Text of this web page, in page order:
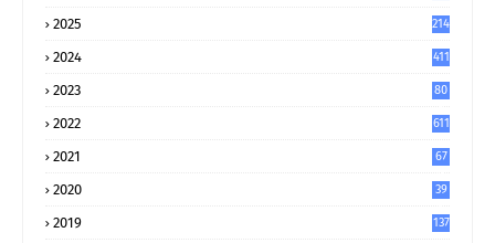
2025 214
2024 411
2023
80
2022 611
2021
67
2020
39
2019 137